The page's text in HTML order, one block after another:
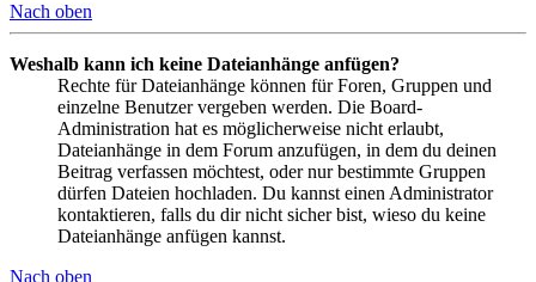
Nach oben
Weshalb kann ich keine Dateianhänge anfügen?
Rechte für Dateianhänge können für Foren, Gruppen und
einzelne Benutzer vergeben werden. Die Board-
Administration hat es möglicherweise nicht erlaubt,
Dateianhänge in dem Forum anzufügen, in dem du deinen
Beitrag verfassen möchtest, oder nur bestimmte Gruppen
dürfen Dateien hochladen. Du kannst einen Administrator
kontaktieren, falls du dir nicht sicher bist, wieso du keine
Dateianhänge anfügen kannst.
Nach oben